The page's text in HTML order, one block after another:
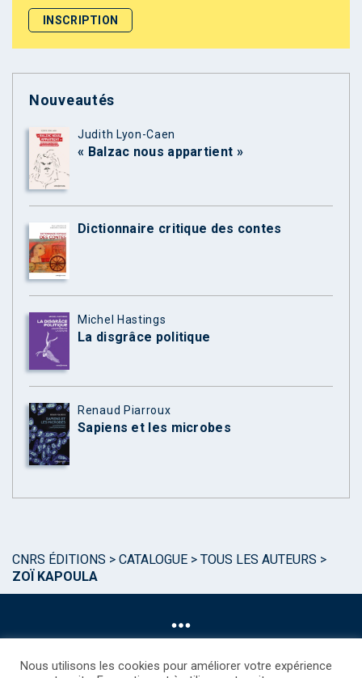
Nouveautés
Judith Lyon-Caen
« Balzac nous appartient »
Dictionnaire critique des contes
Michel Hastings
La disgrâce politique
Renaud Piarroux
Sapiens et les microbes
CNRS ÉDITIONS > CATALOGUE > TOUS LES AUTEURS >
ZOÏ KAPOULA
Nous utilisons les cookies pour améliorer votre expérience